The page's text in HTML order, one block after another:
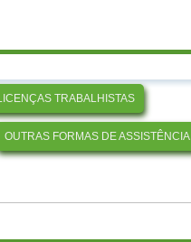
LICENÇAS TRABALHISTAS
OUTRAS FORMAS DE ASSISTÊNCIA